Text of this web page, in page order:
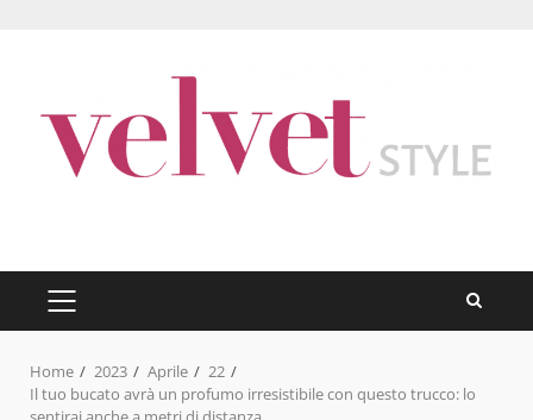
PRIMARY
MENU
Home 2023 Aprile
22
Il tuo bucato avrà un profumo irresistibile con questo trucco: lo